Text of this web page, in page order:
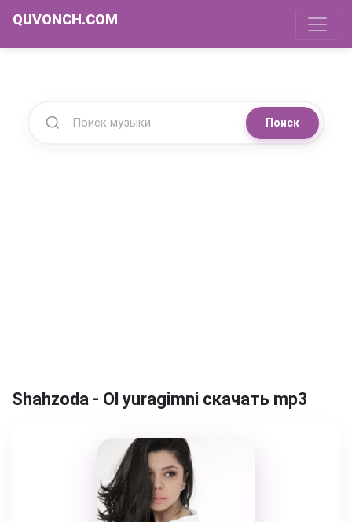
QUVONCH.COM
Поиск
Shahzoda - Ol yuragimni скачать mp3